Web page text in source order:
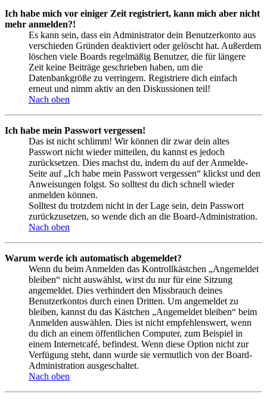
Ich habe mich vor einiger Zeit registriert, kann mich aber nicht
mehr anmelden?!
Es kann sein, dass ein Administrator dein Benutzerkonto aus
verschieden Gründen deaktiviert oder gelöscht hat. Außerdem
löschen viele Boards regelmäßig Benutzer, die für längere
Zeit keine Beiträge geschrieben haben, um die
Datenbankgröße zu verringern. Registriere dich einfach
erneut und nimm aktiv an den Diskussionen teil!
Nach oben
Ich habe mein Passwort vergessen!
Das ist nicht schlimm! Wir können dir zwar dein altes
Passwort nicht wieder mitteilen, du kannst es jedoch
zurücksetzen. Dies machst du, indem du auf der Anmelde-
Seite auf „Ich habe mein Passwort vergessen“ klickst und den
Anweisungen folgst. So solltest du dich schnell wieder
anmelden können.
Solltest du trotzdem nicht in der Lage sein, dein Passwort
zurückzusetzen, so wende dich an die Board-Administration.
Nach oben
Warum werde ich automatisch abgemeldet?
Wenn du beim Anmelden das Kontrollkästchen „Angemeldet
bleiben“ nicht auswählst, wirst du nur für eine Sitzung
angemeldet. Dies verhindert den Missbrauch deines
Benutzerkontos durch einen Dritten. Um angemeldet zu
bleiben, kannst du das Kästchen „Angemeldet bleiben“ beim
Anmelden auswählen. Dies ist nicht empfehlenswert, wenn
du dich an einem öffentlichen Computer, zum Beispiel in
einem Internetcafé, befindest. Wenn diese Option nicht zur
Verfügung steht, dann wurde sie vermutlich von der Board-
Administration ausgeschaltet.
Nach oben